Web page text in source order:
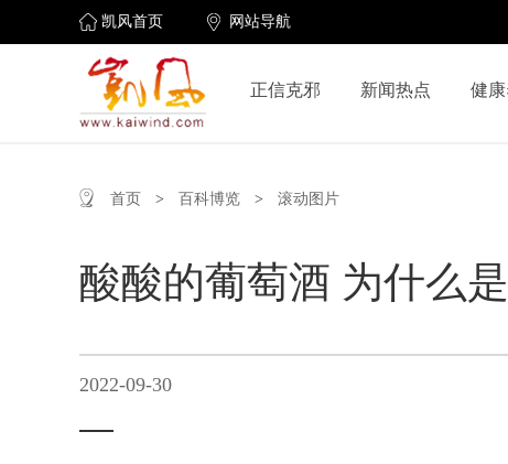
凯风首页 网站导航
正信克邪 新闻热点 健
首页 > 百科博览 > 滚动图片
酸酸的葡萄酒 为什么
2022-09-30